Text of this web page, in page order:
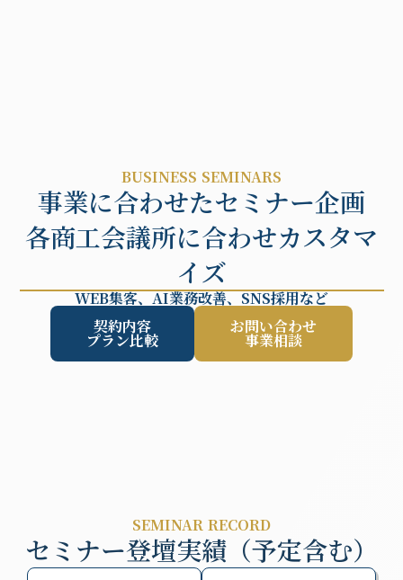
BUSINESS SEMINARS
事業に合わせたセミナー企画
各商工会議所に合わせカスタマ
イズ
WEB集客、AI業務改善、SNS採用など
契約内容
プラン比較
お問い合わせ
事業相談
SEMINAR RECORD
セミナー登壇実績（予定含む）